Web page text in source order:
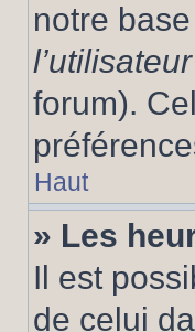
notre
l’utilisateur
forum).
Haut
» Les
Il est
de celui